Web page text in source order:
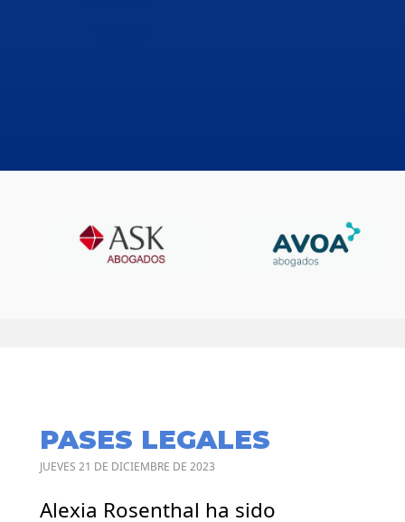
PASES LEGALES
JUEVES 21 DE DICIEMBRE DE 2023
Alexia Rosenthal ha sido